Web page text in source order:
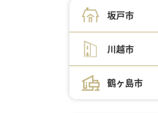
坂戸市
川越市
鶴ヶ島市